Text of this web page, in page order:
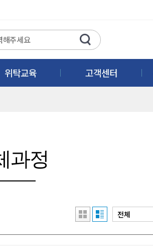
위탁교육 고객센터
과정